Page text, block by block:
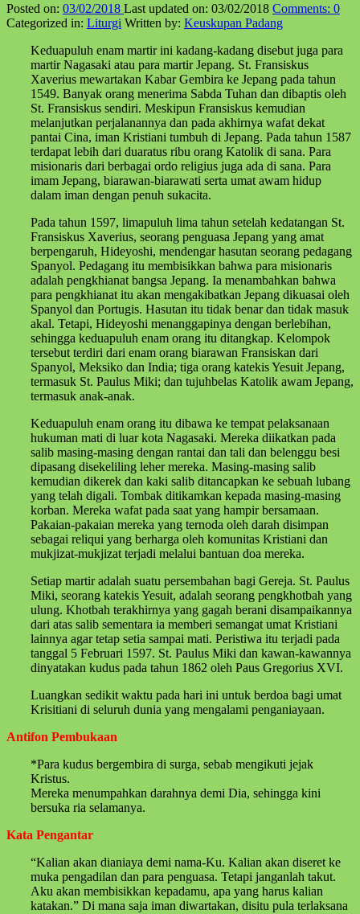
Posted on: 03/02/2018 Last updated on: 03/02/2018 Comments: 0
Categorized in: Liturgi Written by: Keuskupan Padang
Keduapuluh enam martir ini kadang-kadang disebut juga para
martir Nagasaki atau para martir Jepang. St. Fransiskus
Xaverius mewartakan Kabar Gembira ke Jepang pada tahun
1549. Banyak orang menerima Sabda Tuhan dan dibaptis oleh
St. Fransiskus sendiri. Meskipun Fransiskus kemudian
melanjutkan perjalanannya dan pada akhirnya wafat dekat
pantai Cina, iman Kristiani tumbuh di Jepang. Pada tahun 1587
terdapat lebih dari duaratus ribu orang Katolik di sana. Para
misionaris dari berbagai ordo religius juga ada di sana. Para
imam Jepang, biarawan-biarawati serta umat awam hidup
dalam iman dengan penuh sukacita.
Pada tahun 1597, limapuluh lima tahun setelah kedatangan St.
Fransiskus Xaverius, seorang penguasa Jepang yang amat
berpengaruh, Hideyoshi, mendengar hasutan seorang pedagang
Spanyol. Pedagang itu membisikkan bahwa para misionaris
adalah pengkhianat bangsa Jepang. Ia menambahkan bahwa
para pengkhianat itu akan mengakibatkan Jepang dikuasai oleh
Spanyol dan Portugis. Hasutan itu tidak benar dan tidak masuk
akal. Tetapi, Hideyoshi menanggapinya dengan berlebihan,
sehingga keduapuluh enam orang itu ditangkap. Kelompok
tersebut terdiri dari enam orang biarawan Fransiskan dari
Spanyol, Meksiko dan India; tiga orang katekis Yesuit Jepang,
termasuk St. Paulus Miki; dan tujuhbelas Katolik awam Jepang,
termasuk anak-anak.
Keduapuluh enam orang itu dibawa ke tempat pelaksanaan
hukuman mati di luar kota Nagasaki. Mereka diikatkan pada
salib masing-masing dengan rantai dan tali dan belenggu besi
dipasang disekeliling leher mereka. Masing-masing salib
kemudian dikerek dan kaki salib ditancapkan ke sebuah lubang
yang telah digali. Tombak ditikamkan kepada masing-masing
korban. Mereka wafat pada saat yang hampir bersamaan.
Pakaian-pakaian mereka yang ternoda oleh darah disimpan
sebagai reliqui yang berharga oleh komunitas Kristiani dan
mukjizat-mukjizat terjadi melalui bantuan doa mereka.
Setiap martir adalah suatu persembahan bagi Gereja. St. Paulus
Miki, seorang katekis Yesuit, adalah seorang pengkhotbah yang
ulung. Khotbah terakhirnya yang gagah berani disampaikannya
dari atas salib sementara ia memberi semangat umat Kristiani
lainnya agar tetap setia sampai mati. Peristiwa itu terjadi pada
tanggal 5 Februari 1597. St. Paulus Miki dan kawan-kawannya
dinyatakan kudus pada tahun 1862 oleh Paus Gregorius XVI.
Luangkan sedikit waktu pada hari ini untuk berdoa bagi umat
Krisitiani di seluruh dunia yang mengalami penganiayaan.
Antifon Pembukaan
*Para kudus bergembira di surga, sebab mengikuti jejak
Kristus.
Mereka menumpahkan darahnya demi Dia, sehingga kini
bersuka ria selamanya.
Kata Pengantar
“Kalian akan dianiaya demi nama-Ku. Kalian akan diseret ke
muka pengadilan dan para penguasa. Tetapi janganlah takut.
Aku akan membisikkan kepadamu, apa yang harus kalian
katakan.” Di mana saja iman diwartakan, disitu pula terlaksana